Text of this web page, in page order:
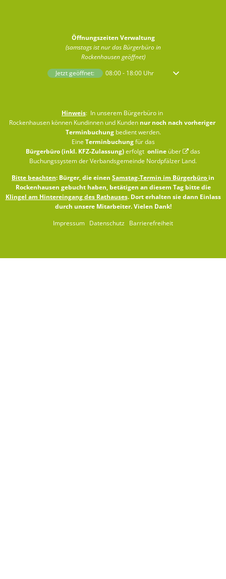
Öffnungszeiten Verwaltung
(samstags ist nur das Bürgerbüro in
Rockenhausen geöffnet)
Klicken, um weitere Öffnungs- oder Schließzeiten auszublenden
Jetzt geöffnet: 08:00- 18:00Uhr Von 08:00 bis 18:00
Hinweis: In unserem Bürgerbüro in
Rockenhausen können Kundinnen und Kunden nur noch nach vorheriger
Terminbuchungbedient werden.
Eine Terminbuchungfür das
Bürgerbüro (inkl. KFZ-Zulassung)erfolgt online über
das
Buchungssystem der Verbandsgemeinde Nordpfälzer Land.
Bitte beachten: Bürger, die einen Samstag-Termin im Bürgerbüro in
Rockenhausen gebucht haben, betätigen an diesem Tag bitte die
Klingel am Hintereingang des Rathauses. Dort erhalten sie dann Einlass
durch unsere Mitarbeiter. Vielen Dank!
Impressum Datenschutz Barrierefreiheit